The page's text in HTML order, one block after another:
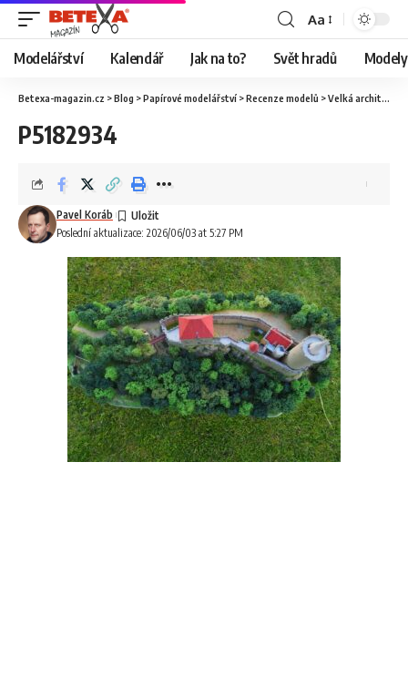
Aa
Modelářství Kalendář Jak na to? Svět hradů
Betexa-magazin.cz >Blog >Papírové modelářství >Recenze modelů >Velká architektura
P5182934
Poslední aktualizace: 2026/06/03 at 5:27 PM
Pavel Koráb